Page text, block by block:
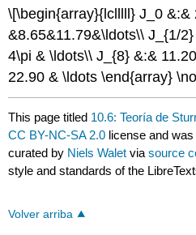
\[\begin{array}{lclllll} J_0 &:&
&8.65&11.79&\ldots\\ J_{1/
4\pi & \ldots\\ J_{8} &:&
22.90 & \ldots \end{array}
This page titled 10.6: Teoría de
CC BY-NC-SA 2.0 license and
curated by Niels Walet viasource
style and standards of the
Volver arriba